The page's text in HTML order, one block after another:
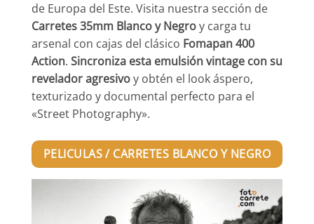
de Europa del Este. Visita nuestra sección de
Carretes 35mm Blanco y Negroy carga tu
arsenal con cajas del clásico Fomapan 400
Action. Sincroniza esta emulsión vintage con su
revelador agresivoy obtén el look áspero,
texturizado y documental perfecto para el
«Street Photography».
PELICULAS / CARRETES BLANCO Y NEGRO